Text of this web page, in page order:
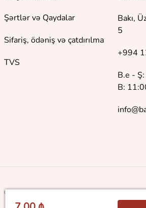
Şərtlər və Qaydalar
Sifariş, ödəniş və çatdırılma
TVS
Bakı,
5
+994
B.e -
B:
©2018 - 2026 Baku Book Center. Bütün